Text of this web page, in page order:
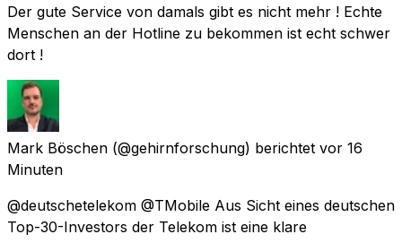
Der gute Service von damals gibt es nicht mehr ! Echte
Menschen an der Hotline zu bekommen ist echt schwer
dort !
Mark Böschen (@gehirnforschung) berichtet vor 16
Minuten
@deutschetelekom @TMobile Aus Sicht eines deutschen
Top-30-Investors der Telekom ist eine klare